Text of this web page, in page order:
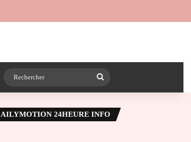
WhatsApp
24HEURE INFO